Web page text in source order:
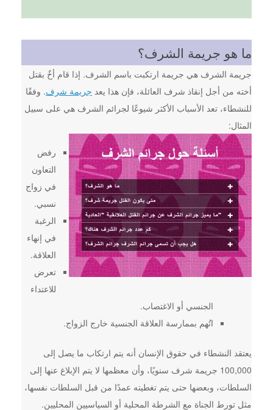
ما هو جريمة الشرف؟
جريمة الشرف هي جريمة ارتكبت باسم الشرف. إذا قام أخٌ بقتل
أخته من أجل إنقاذ شرف العائلة، فإن هذا يعد جريمة شرف. وفقًا
للنشطاء، تعد الأسباب الأكثر شيوعًا لجرائم الشرف هي على سبيل
المثال:
رفض
التعاون
في زواج
نسبي.
الرغبة
في إنهاء
العلاقة.
تعرض
للاعتداء
الجنسي أو الاغتصاب.
اتُهم بممارسة العلاقة الجنسية خارج الزواج.
يعتقد النشطاء في حقوق الإنسان أنه يتم ارتكاب ما يصل إلى
100,000 جريمة شرف سنويًا، وأن معظمها لا يتم الإبلاغ عنها إلى
السلطات، وبعضها حتى يتم تغطيته عمدًا من قبل السلطات نفسها،
مثل تورط الجناة مع الشرطة المحلية أو السياسيين المحليين.